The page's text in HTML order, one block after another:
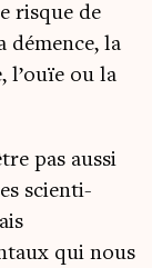
risque de
démence, la
l’ouïe ou la
pas aus­si
scien­ti­
qui nous